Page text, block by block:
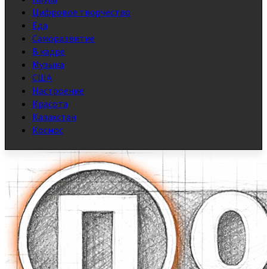
Цифровое творчество
Еда
Саморазвитие
В кадре
Музыка
США
Настроение
Красота
Казахстан
Космос